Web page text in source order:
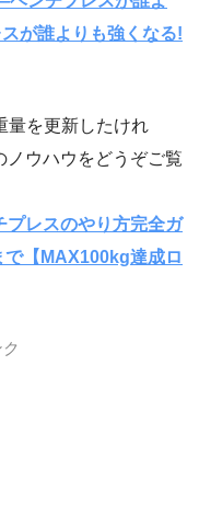
が誰よりも強くなる!
量を更新したけれ
ノウハウをどうぞご覧
プレスのやり方完全ガ
で【MAX100kg達成ロ